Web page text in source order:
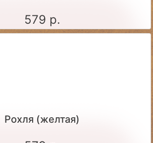
579 р.
Рохля (желтая)